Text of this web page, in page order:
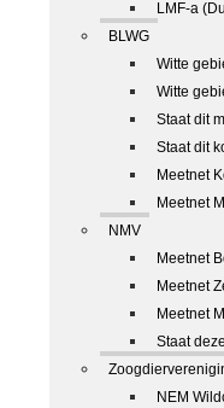
LMF-a
BLWG
Witte
Witte
Staat dit
Staat dit
Meetnet
Meetnet
NMV
Meetnet
Meetnet
Meetnet
Staat
NEM